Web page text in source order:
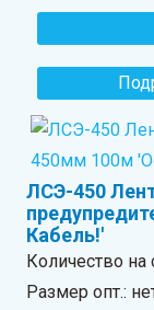
ЛСЭ-450
Кабель!'
Количество на
Размер опт.: